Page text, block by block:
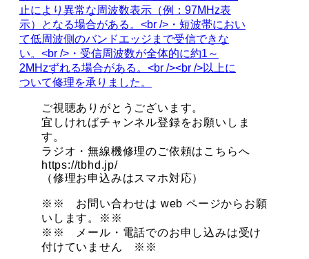
ご視聴ありがとうございます。
宜しければチャンネル登録をお願いしま
す。
ラジオ・無線機修理のご依頼はこちらへ
https://tbhd.jp/
（修理お申込みはスマホ対応）
※※ お問い合わせは web ページからお願
いします。※※
※※ メール・電話でのお申し込みは受け
付けていません ※※